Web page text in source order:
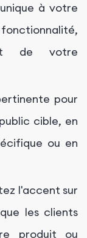
à votre
de votre
pour
cible, en
ou en
l'accent sur
les clients
produit ou